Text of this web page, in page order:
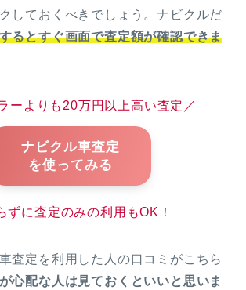
しておくべきでしょう。ナビクルだ
るとすぐ画面で査定額が確認できま
ーよりも20万円以上高い査定／
ナビクル車査定
を使ってみる
ずに査定のみの利用もOK！
査定を利用した人の口コミがこちら
心配な人は見ておくといいと思いま